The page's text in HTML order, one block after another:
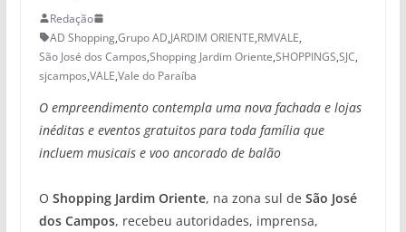
Redação
AD Shopping,Grupo AD,JARDIM ORIENTE,RMVALE,
São José dos Campos,Shopping Jardim Oriente,SHOPPINGS,SJC,
sjcampos,VALE,Vale do Paraíba
O empreendimento contempla uma nova fachada e lojas
inéditas e eventos gratuitos para toda família que
incluem musicais e voo ancorado de balão
O Shopping Jardim Oriente, na zona sul de São José
dos Campos, recebeu autoridades, imprensa,